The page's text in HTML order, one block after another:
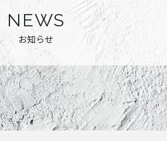
NEWS
お知らせ